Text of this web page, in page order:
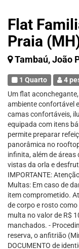
Flat
Praia
Tambaú, João
1 Quarto 4
Um flat
ambiente confortável
camas confortáveis,
equipada com itens
permite preparar
panorâmica no
infinita, além de
vistas da orla e
IMPORTANTE:
Multas: Em caso de
item comprometido.
de corpo e rosto
multa no valor de R$
manchados. -
reserva, o anfitrião
DOCUMENTO de